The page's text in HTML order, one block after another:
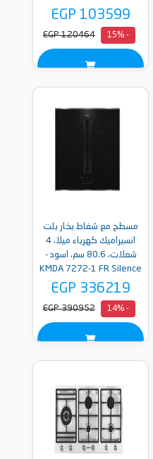
EGP 103599
- 15%
EGP 120464
مسطح مع شفاط بخار بلت
انسيراميك كهرباء ميلا، 4
شعلات، 80.6 سم، اسود -
KMDA 7272-1 FR Silence
EGP 336219
- 14%
EGP 390952